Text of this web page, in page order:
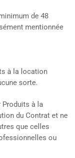
de 48
mentionnée
à la location
sorte.
Produits à la
du Contrat et ne
que celles
ou